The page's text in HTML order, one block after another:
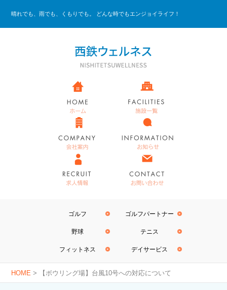
晴れでも、雨でも、くもりでも。 どんな時でもエンジョイライフ！
ゴルフ ゴルフパートナー
野球 テニス
フィットネス デイサービス
HOME > 【ボウリング場】台風10号への対応について